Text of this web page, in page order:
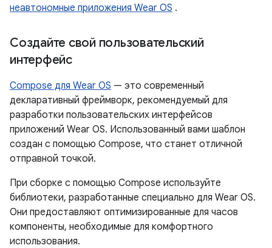
неавтономные приложения Wear OS .
Создайте свой пользовательский
интерфейс
Compose для Wear OS — это современный
декларативный фреймворк, рекомендуемый для
разработки пользовательских интерфейсов
приложений Wear OS. Использованный вами шаблон
создан с помощью Compose, что станет отличной
отправной точкой.
При сборке с помощью Compose используйте
библиотеки, разработанные специально для Wear OS.
Они предоставляют оптимизированные для часов
компоненты, необходимые для комфортного
использования.